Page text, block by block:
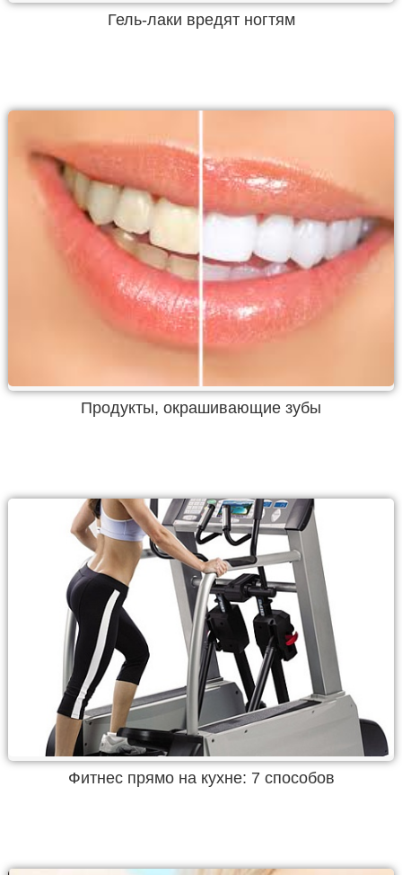
Гель-лаки вредят ногтям
Продукты, окрашивающие зубы
Фитнес прямо на кухне: 7 способов